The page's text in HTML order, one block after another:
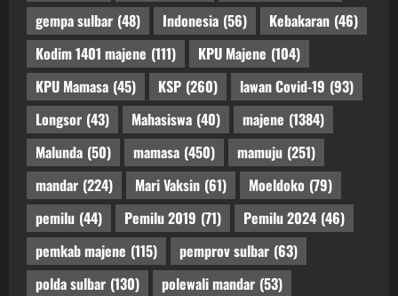
gempa sulbar (48) Indonesia (56) Kebakaran (46)
Kodim 1401 majene (111) KPU Majene (104)
KPU Mamasa (45) KSP (260) lawan Covid-19 (93)
Longsor (43) Mahasiswa (40) majene (1384)
Malunda (50) mamasa (450) mamuju (251)
mandar (224) Mari Vaksin (61) Moeldoko (79)
pemilu (44) Pemilu 2019 (71) Pemilu 2024 (46)
pemkab majene (115) pemprov sulbar (63)
polda sulbar (130) polewali mandar (53)